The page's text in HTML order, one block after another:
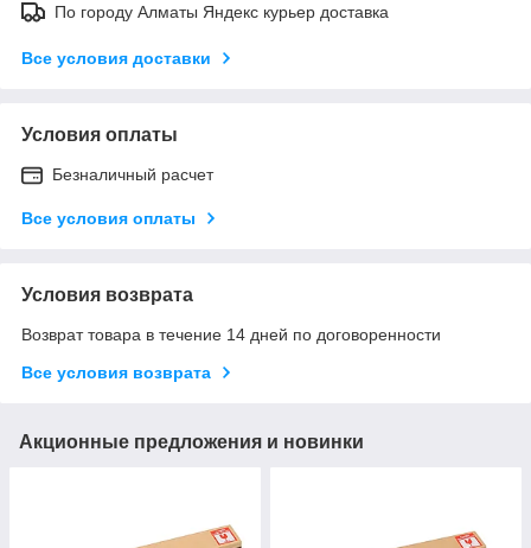
По городу Алматы Яндекс курьер доставка
Все условия доставки
Условия оплаты
Безналичный расчет
Все условия оплаты
Условия возврата
Возврат товара в течение 14 дней по договоренности
Все условия возврата
Акционные предложения и новинки